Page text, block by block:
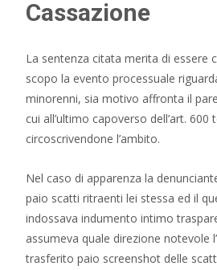
Cassazione
La sentenza citata merita di essere
scopo la evento processuale
minorenni, sia motivo affronta il
cui all’ultimo capoverso dell’art. 600
circoscrivendone l’ambito.
Nel caso di apparenza la
paio scatti ritraenti lei stessa ed il
indossava indumento intimo
assumeva quale direzione notevole
trasferito paio screenshot delle